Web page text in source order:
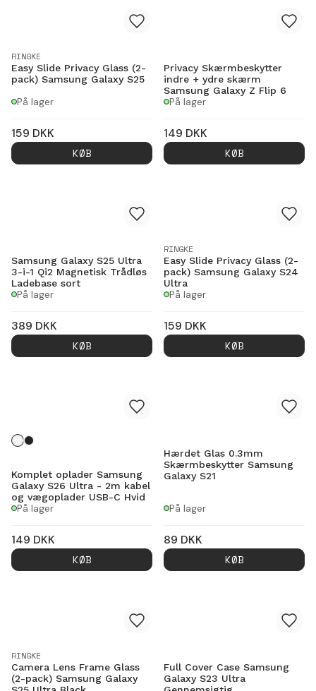
RINGKE
Easy Slide Privacy Glass (2-
pack) Samsung Galaxy S25
På lager
159 DKK
KØB
Privacy Skærmbeskytter
indre + ydre skærm
Samsung Galaxy Z Flip 6
På lager
149 DKK
KØB
Samsung Galaxy S25 Ultra
3-i-1 Qi2 Magnetisk Trådløs
Ladebase sort
På lager
389 DKK
KØB
RINGKE
Easy Slide Privacy Glass (2-
pack) Samsung Galaxy S24
Ultra
På lager
159 DKK
KØB
Komplet oplader Samsung
Galaxy S26 Ultra - 2m kabel
og vægoplader USB-C Hvid
På lager
149 DKK
KØB
Hærdet Glas 0.3mm
Skærmbeskytter Samsung
Galaxy S21
På lager
89 DKK
KØB
RINGKE
Camera Lens Frame Glass
(2-pack) Samsung Galaxy
Full Cover Case Samsung
Galaxy S23 Ultra